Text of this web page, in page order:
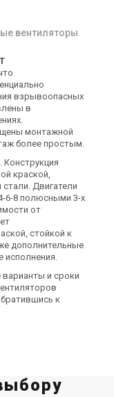
вентиляторы
взрывоопасных
в
монтажной
более простым.
краской,
Двигатели
6-8 полюсными 3-х
от
стойкой к
дополнительные
исполнения.
и сроки
к